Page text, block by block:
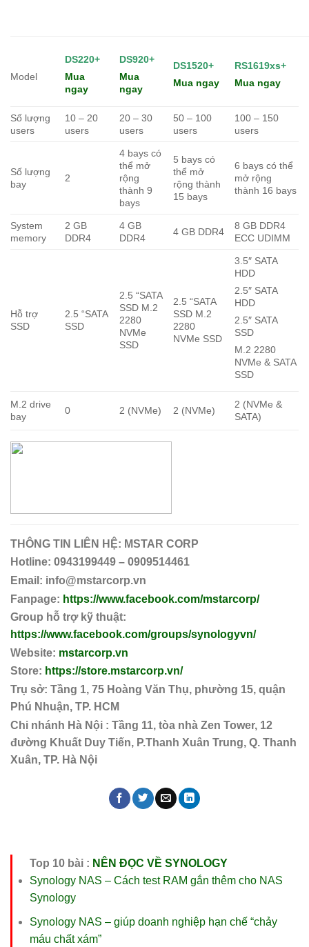
Model
DS220+
Mua
ngay
DS920+
Mua
ngay
DS1520+
Mua ngay
RS1619xs+
Mua ngay
Số lượng
users
10 – 20
users
20 – 30
users
50 – 100
users
100 – 150
users
Số lượng
bay
2
4 bays có
thể mở
rộng
thành 9
bays
5 bays có
thể mở
rộng thành
15 bays
6 bays có thể
mở rộng
thành 16 bays
System
memory
2 GB
DDR4
4 GB
DDR4
4 GB DDR4
8 GB DDR4
ECC UDIMM
Hỗ trợ
SSD
2.5 “SATA
SSD
2.5 “SATA
SSD M.2
2280
NVMe
SSD
2.5 “SATA
SSD M.2
2280
NVMe SSD
3.5″ SATA
HDD
2.5″ SATA
HDD
2.5″ SATA
SSD
M.2 2280
NVMe & SATA
SSD
M.2 drive
bay
0 2 (NVMe) 2 (NVMe)
2 (NVMe &
SATA)
THÔNG TIN LIÊN HỆ: MSTAR CORP
Hotline: 0943199449 – 0909514461
Email: info@mstarcorp.vn
Fanpage: https://www.facebook.com/mstarcorp/
Group hỗ trợ kỹ thuật:
https://www.facebook.com/groups/synologyvn/
Website: mstarcorp.vn
Store: https://store.mstarcorp.vn/
Trụ sở: Tầng 1, 75 Hoàng Văn Thụ, phường 15, quận
Phú Nhuận, TP. HCM
Chi nhánh Hà Nội : Tầng 11, tòa nhà Zen Tower, 12
đường Khuất Duy Tiến, P.Thanh Xuân Trung, Q. Thanh
Xuân, TP. Hà Nội
Top 10 bài : NÊN ĐỌC VỀ SYNOLOGY
Synology NAS – Cách test RAM gắn thêm cho NAS
Synology
Synology NAS – giúp doanh nghiệp hạn chế “chảy
máu chất xám”